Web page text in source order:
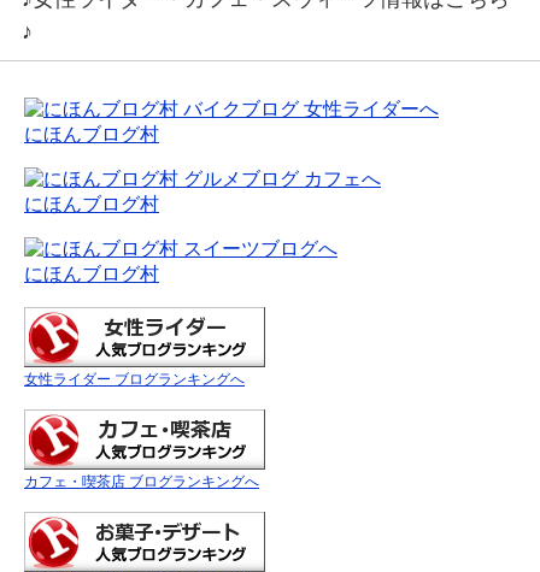
♪
にほんブログ村
にほんブログ村
にほんブログ村
女性ライダー ブログランキングへ
カフェ・喫茶店 ブログランキングへ